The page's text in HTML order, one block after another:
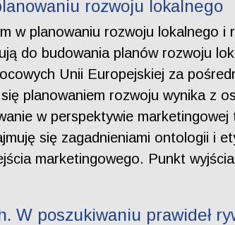
rozwoju lokalnego
w planowaniu rozwoju lokalnego i
do budowania planów rozwoju
Unii Europejskiej za
planowaniem rozwoju wynika z
w perspektywie
się zagadnieniami ontologii i
marketingowego. Punkt
W poszukiwaniu prawideł